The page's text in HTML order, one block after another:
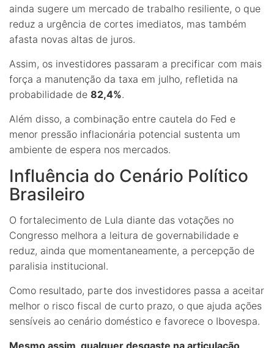
ainda sugere um mercado de trabalho resiliente, o que
reduz a urgência de cortes imediatos, mas também
afasta novas altas de juros.
Assim, os investidores passaram a precificar com mais
força a manutenção da taxa em julho, refletida na
probabilidade de 82,4%.
Além disso, a combinação entre cautela do Fed e
menor pressão inflacionária potencial sustenta um
ambiente de espera nos mercados.
Influência do Cenário Político
Brasileiro
O fortalecimento de Lula diante das votações no
Congresso melhora a leitura de governabilidade e
reduz, ainda que momentaneamente, a percepção de
paralisia institucional.
Como resultado, parte dos investidores passa a aceitar
melhor o risco fiscal de curto prazo, o que ajuda ações
sensíveis ao cenário doméstico e favorece o Ibovespa.
Mesmo assim, qualquer desgaste na articulação